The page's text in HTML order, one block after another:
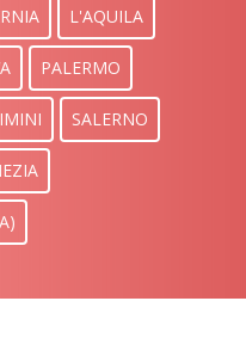
L'AQUILA
PALERMO
SALERNO